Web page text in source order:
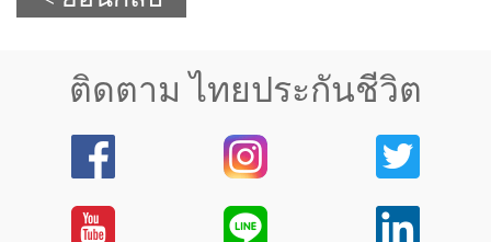
ติดตาม ไทยประกันชีวิต